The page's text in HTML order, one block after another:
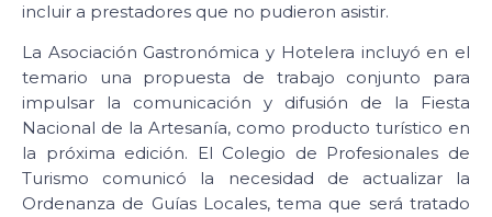
incluir a prestadores que no pudieron asistir.
La Asociación Gastronómica y Hotelera incluyó en el
temario una propuesta de trabajo conjunto para
impulsar la comunicación y difusión de la Fiesta
Nacional de la Artesanía, como producto turístico en
la próxima edición. El Colegio de Profesionales de
Turismo comunicó la necesidad de actualizar la
Ordenanza de Guías Locales, tema que será tratado